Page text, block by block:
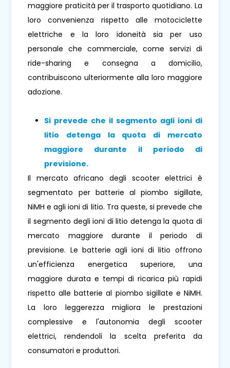
maggiore praticità per il trasporto quotidiano. La
loro convenienza rispetto alle motociclette
elettriche e la loro idoneità sia per uso
personale che commerciale, come servizi di
ride-sharing e consegna a domicilio,
contribuiscono ulteriormente alla loro maggiore
adozione.
Si prevede che il segmento agli ioni di
litio detenga la quota di mercato
maggiore durante il periodo di
previsione.
Il mercato africano degli scooter elettrici è
segmentato per batterie al piombo sigillate,
NiMH e agli ioni di litio. Tra queste, si prevede che
il segmento degli ioni di litio detenga la quota di
mercato maggiore durante il periodo di
previsione. Le batterie agli ioni di litio offrono
un'efficienza energetica superiore, una
maggiore durata e tempi di ricarica più rapidi
rispetto alle batterie al piombo sigillate e NiMH.
La loro leggerezza migliora le prestazioni
complessive e l'autonomia degli scooter
elettrici, rendendoli la scelta preferita da
consumatori e produttori.